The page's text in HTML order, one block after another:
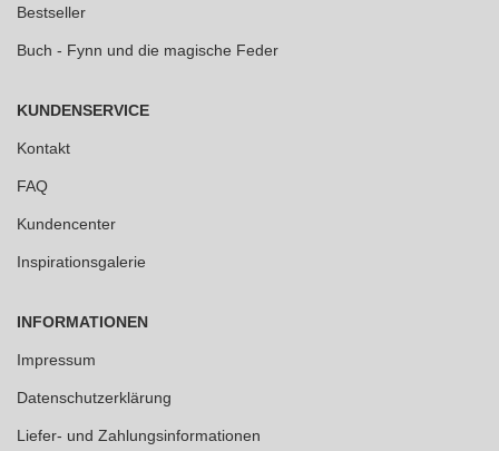
Bestseller
Buch - Fynn und die magische Feder
KUNDENSERVICE
Kontakt
FAQ
Kundencenter
Inspirationsgalerie
INFORMATIONEN
Impressum
Datenschutzerklärung
Liefer- und Zahlungsinformationen